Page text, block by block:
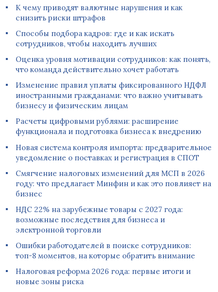
К чему приводят валютные нарушения и как
снизить риски штрафов
Способы подбора кадров: где и как искать
сотрудников, чтобы находить лучших
Оценка уровня мотивации сотрудников: как понять,
что команда действительно хочет работать
Изменение правил уплаты фиксированного НДФЛ
иностранными гражданами: что важно учитывать
бизнесу и физическим лицам
Расчеты цифровыми рублями: расширение
функционала и подготовка бизнеса к внедрению
Новая система контроля импорта: предварительное
уведомление о поставках и регистрация в СПОТ
Смягчение налоговых изменений для МСП в 2026
году: что предлагает Минфин и как это повлияет на
бизнес
НДС 22% на зарубежные товары с 2027 года:
возможные последствия для бизнеса и
электронной торговли
Ошибки работодателей в поиске сотрудников:
топ-8 моментов, на которые обратить внимание
Налоговая реформа 2026 года: первые итоги и
новые зоны риска